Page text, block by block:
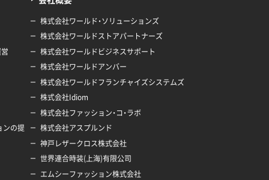
ンの提
株式会社ワールド・ソリューションズ
株式会社ワールドストアパートナーズ
株式会社ワールドビジネスサポート
株式会社ワールドアンバー
株式会社ワールドフランチャイズシステムズ
株式会社Idiom
株式会社ファッション・コ・ラボ
株式会社アスプルンド
神戸レザークロス株式会社
世界連合時装(上海)有限公司
エムシーファッション株式会社